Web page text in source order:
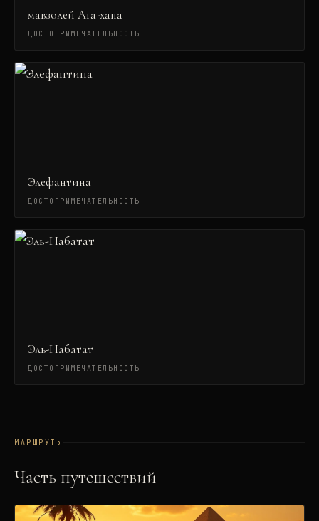
мавзолей Ага-хана
ДОСТОПРИМЕЧАТЕЛЬНОСТЬ
Элефантина
ДОСТОПРИМЕЧАТЕЛЬНОСТЬ
Эль-Набатат
ДОСТОПРИМЕЧАТЕЛЬНОСТЬ
МАРШРУТЫ
Часть путешествий